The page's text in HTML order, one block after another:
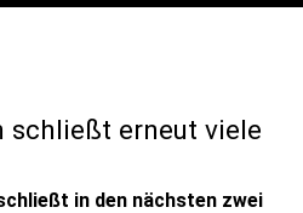
schließt erneut viele
in den nächsten zwei